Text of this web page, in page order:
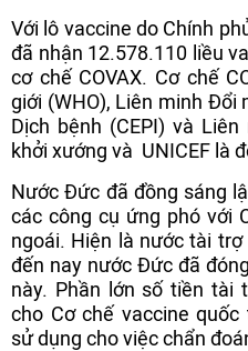
Với lô vaccine do Chính
đã nhận 12.578.110 liều
cơ chế COVAX. Cơ chế
giới (WHO), Liên minh Đổi
Dịch bệnh (CEPI) và
khởi xướng và UNICEF là
Nước Đức đã đồng sáng
các công cụ ứng phó với
ngoái. Hiện là nước tài
đến nay nước Đức đã
này. Phần lớn số tiền tài
cho Cơ chế vaccine
sử dụng cho việc chẩn